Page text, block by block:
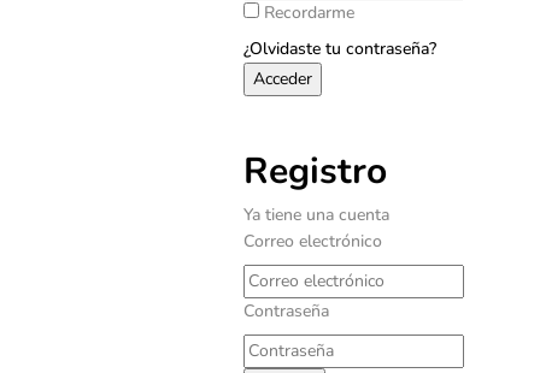
Recordarme
¿Olvidaste tu contraseña?
Registro
Ya tiene una cuenta
Correo electrónico
Contraseña